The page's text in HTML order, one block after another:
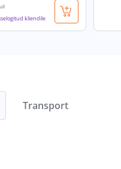
kliendile
Transport